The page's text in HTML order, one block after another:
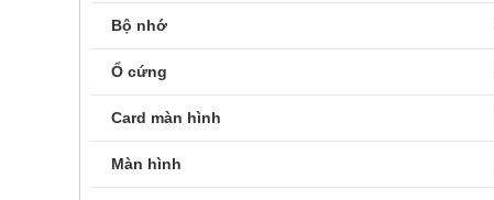
Bộ nhớ
Ổ cứng
Card màn hình
Màn hình